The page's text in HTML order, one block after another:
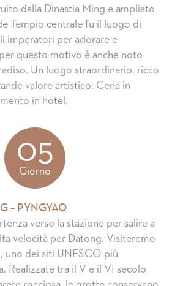
dalla Dinastia Ming e ampliato
Tempio centrale fu il luogo di
imperatori per adorare e
questo motivo è anche noto
Un luogo straordinario, ricco
valore artistico. Cena in
in hotel.
05
Giorno
– PYNGYAO
verso la stazione per salire a
velocità per Datong. Visiteremo
uno dei siti UNESCO più
Realizzate tra il V e il VI secolo